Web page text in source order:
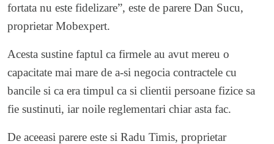
fortata nu este fidelizare”, este de parere Dan Sucu,
proprietar Mobexpert.
Acesta sustine faptul ca firmele au avut mereu o
capacitate mai mare de a-si negocia contractele cu
bancile si ca era timpul ca si clientii persoane fizice sa
fie sustinuti, iar noile reglementari chiar asta fac.
De aceeasi parere este si Radu Timis, proprietar